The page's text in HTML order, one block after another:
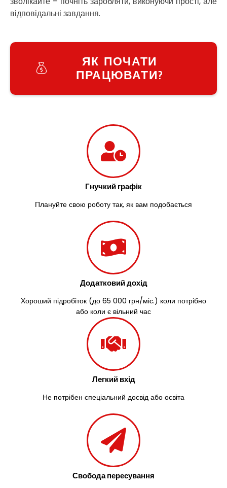
відповідальні завдання.
ЯК ПОЧАТИ
ПРАЦЮВАТИ?
Гнучкий графік
Плануйте свою роботу так, як вам подобається
Додатковий дохід
Хороший підробіток (до 65 000 грн/міс.) коли потрібно
або коли є вільний час
Легкий вхід
Не потрібен спеціальний досвід або освіта
Свобода пересування
Українка
Умань
Узин
Великі Лази
Великий Омеляник
Верхнедніпровськ
Яготин
Житомир